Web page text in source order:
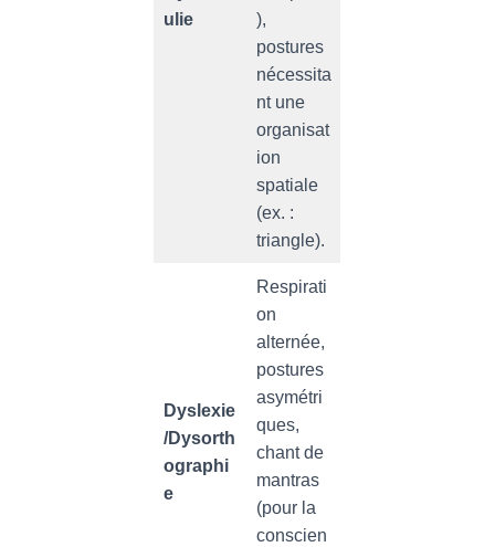
ulie
),
postures
nécessita
nt une
organisat
ion
spatiale
(ex. :
triangle).
Dyslexie
/Dysorth
ographi
e
Respirati
on
alternée,
postures
asymétri
ques,
chant de
mantras
(pour la
conscien